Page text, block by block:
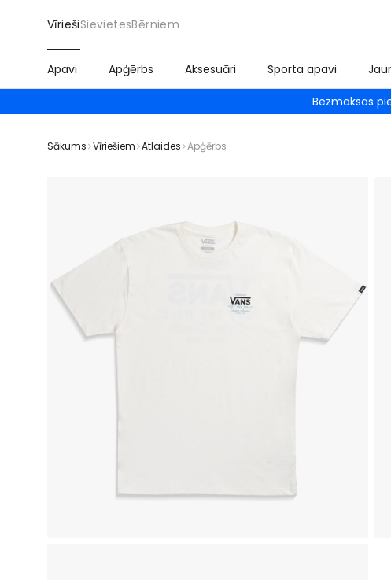
VīriešiSievietesBērniem
Apavi Apģērbs Aksesuāri Sporta apavi
Bezmaksas
Sākums Vīriešiem Atlaides Apģērbs